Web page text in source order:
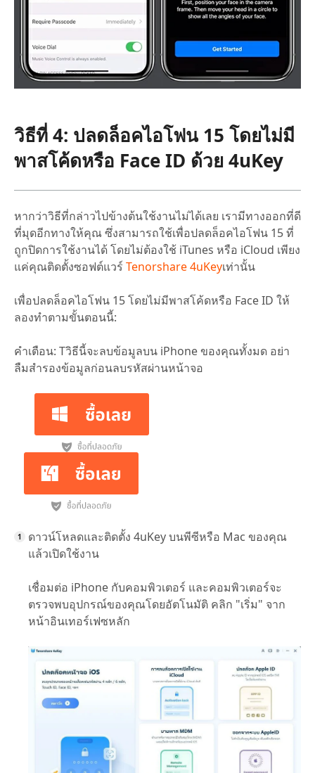
วิธีที่ 4: ปลดล็อคไอโฟน 15 โดยไม่มี
พาสโค้ดหรือ Face ID ด้วย 4uKey
หากว่าวิธีที่กล่าวไปข้างต้นใช้งานไม่ได้เลย เรามีทางออกที่ดี
ที่มุดอีกทางให้คุณ ซึ่งสามารถใช้เพื่อปลดล็อคไอโฟน 15 ที่
ถูกปิดการใช้งานได้ โดยไม่ต้องใช้ iTunes หรือ iCloud เพียง
แค่คุณติดตั้งซอฟต์แวร์ Tenorshare 4uKeyเท่านั้น
เพื่อปลดล็อคไอโฟน 15 โดยไม่มีพาสโค้ดหรือ Face ID ให้
ลองทำตามขั้นตอนนี้:
คำเตือน: Tวิธีนี้จะลบข้อมูลบน iPhone ของคุณทั้งมด อย่า
ลืมสำรองข้อมูลก่อนลบรหัสผ่านหน้าจอ
ดาวน์โหลดและติดตั้ง 4uKey บนพีซีหรือ Mac ของคุณ
แล้วเปิดใช้งาน
เชื่อมต่อ iPhone กับคอมพิวเตอร์ และคอมพิวเตอร์จะ
ตรวจพบอุปกรณ์ของคุณโดยอัตโนมัติ คลิก "เริ่ม" จาก
หน้าอินเทอร์เฟซหลัก